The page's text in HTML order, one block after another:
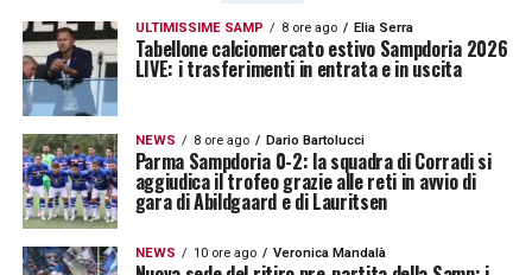
ULTIMISSIME SAMP 8 ore ago Elia Serra
Tabellone calciomercato estivo Sampdoria 2026
LIVE: i trasferimenti in entrata e in uscita
NEWS 8 ore ago Dario Bartolucci
Parma Sampdoria 0-2: la squadra di Corradi si
aggiudica il trofeo grazie alle reti in avvio di
gara di Abildgaard e di Lauritsen
NEWS 10 ore ago Veronica Mandalà